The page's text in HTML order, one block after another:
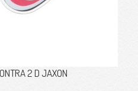
2 D JAXON